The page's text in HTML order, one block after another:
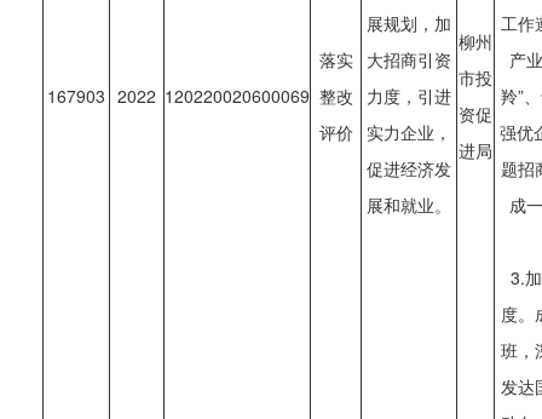
167903 2022 120220020600069
落实
整改
评价
展规划，加
大招商引资
力度，引进
实力企业，
促进经济发
展和就业。
柳州
市投
资促
进局
工作
产
羚”
强优
题招
成
3.
度。
班，
发达